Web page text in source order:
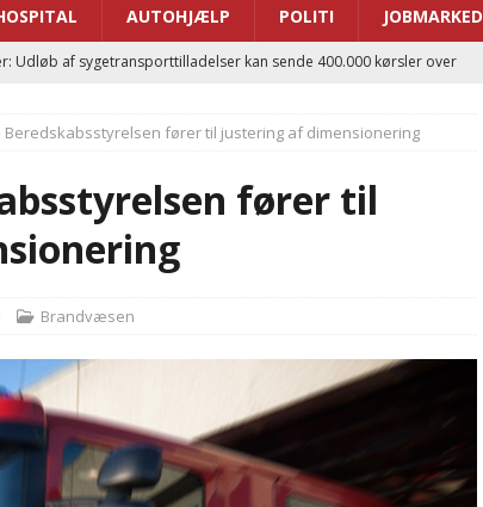
AUTOHJÆLP POLITI JOBMARKED
Udløb af sygetransporttilladelser kan sende 400.000 kørsler over
og el-sygetransportvogn til Samsø
PRÆHOSPITAL
brugte lidt længere tid på at komme af sted i 2025
politiuddannelse skal ruste betjentene til mere kompleks
Beredskabsstyrelsen fører til justering af dimensionering
fører til
Brandvæsen